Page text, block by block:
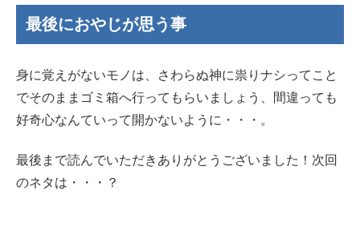
最後におやじが思う事
身に覚えがないモノは、さわらぬ神に祟りナシってこと
でそのままゴミ箱へ行ってもらいましょう、間違っても
好奇心なんていって開かないように・・・。
最後まで読んでいただきありがとうございました！次回
のネタは・・・？